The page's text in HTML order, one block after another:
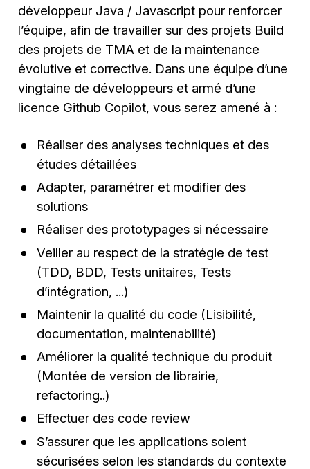
développeur Java / Javascript pour renforcer
l’équipe, afin de travailler sur des projets Build
des projets de TMA et de la maintenance
évolutive et corrective. Dans une équipe d’une
vingtaine de développeurs et armé d’une
licence Github Copilot, vous serez amené à :
Réaliser des analyses techniques et des
études détaillées
Adapter, paramétrer et modifier des
solutions
Réaliser des prototypages si nécessaire
Veiller au respect de la stratégie de test
(TDD, BDD, Tests unitaires, Tests
d’intégration, ...)
Maintenir la qualité du code (Lisibilité,
documentation, maintenabilité)
Améliorer la qualité technique du produit
(Montée de version de librairie,
refactoring..)
Effectuer des code review
S’assurer que les applications soient
sécurisées selon les standards du contexte